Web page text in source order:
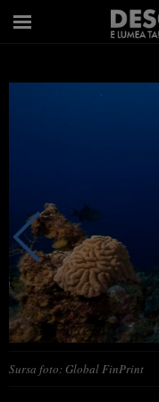
Sursa foto: Global FinPrint